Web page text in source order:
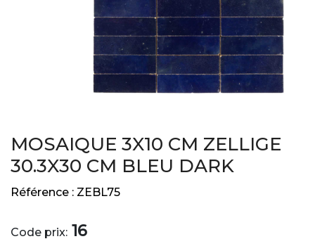
MOSAIQUE 3X10 CM ZELLIGE
30.3X30 CM BLEU DARK
Référence : ZEBL75
Code prix: 16